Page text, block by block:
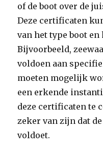
of de boot over de
Deze certificaten
van het type boot en
Bijvoorbeeld,
voldoen aan
moeten mogelijk
een erkende
deze certificaten te
zeker van zijn dat
voldoet.